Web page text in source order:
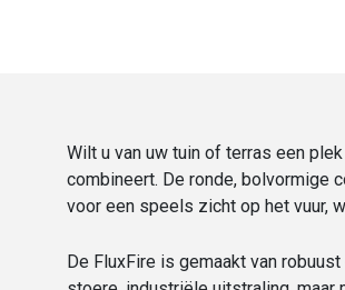
Wilt u van uw tuin of terras een
combineert. De ronde, bolvormige
voor een speels zicht op het vuur,
De FluxFire is gemaakt van